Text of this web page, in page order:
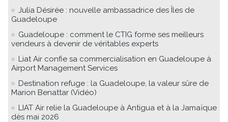
Julia Désirée : nouvelle ambassadrice des Îles de
Guadeloupe
Guadeloupe : comment le CTIG forme ses meilleurs
vendeurs à devenir de véritables experts
Liat Air confie sa commercialisation en Guadeloupe à
Airport Management Services
Destination refuge : la Guadeloupe, la valeur sûre de
Marion Benattar (Vidéo)
LIAT Air relie la Guadeloupe à Antigua et à la Jamaïque
dès mai 2026